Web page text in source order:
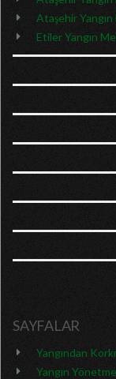
Ataşehir
Etiler Yangın
SAYFALAR
Yangından
Yangın